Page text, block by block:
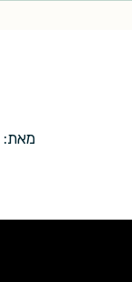
מאת: